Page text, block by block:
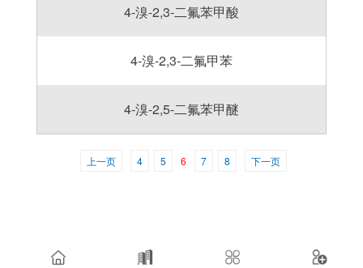
4-溴-2,3-二氟苯甲酸
4-溴-2,3-二氟甲苯
4-溴-2,5-二氟苯甲醚
上一页 4 5 6 7 8 下一页